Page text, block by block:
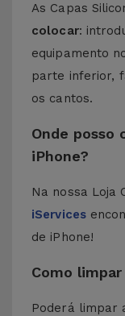
As Capas
colocar:
equipamento
parte inferior,
os cantos.
Onde posso
iPhone?
Na nossa Loja
iServices
de iPhone!
Como
Poderá limpar